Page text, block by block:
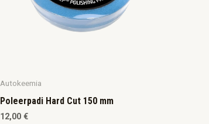
Autokeemia
Poleerpadi Hard Cut 150 mm
12,00 €